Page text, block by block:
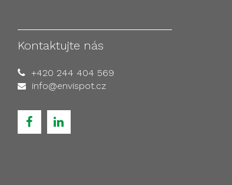
Kontaktujte nás
+420 244 404 569
info@envispot.cz